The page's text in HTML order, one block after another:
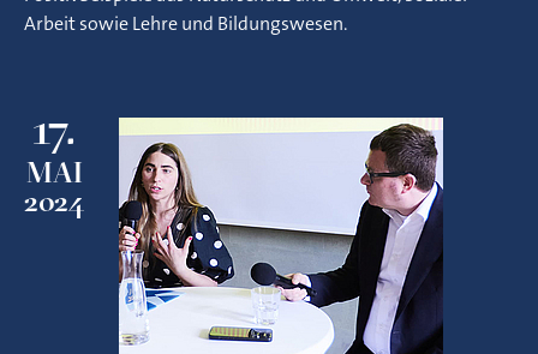
Arbeit sowie Lehre und Bildungswesen.
17.
MAI
2024